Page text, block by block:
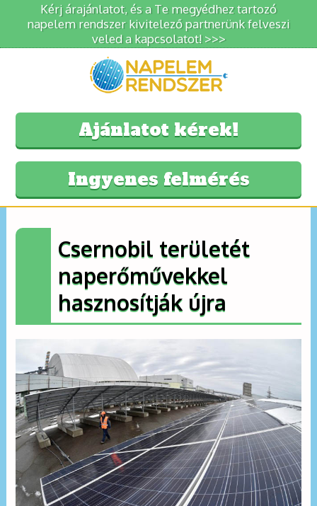
Kérj árajánlatot, és a Te megyédhez tartozó
napelem rendszer kivitelező partnerünk felveszi
veled a kapcsolatot! >>>
Ajánlatot kérek!
Ingyenes felmérés
Csernobil területét
naperőművekkel
hasznosítják újra